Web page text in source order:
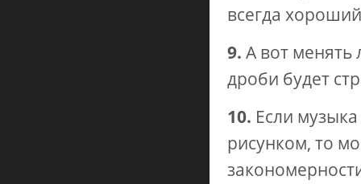
всегда
9. А вот менять
дроби будет
10. Если
рисунком, то